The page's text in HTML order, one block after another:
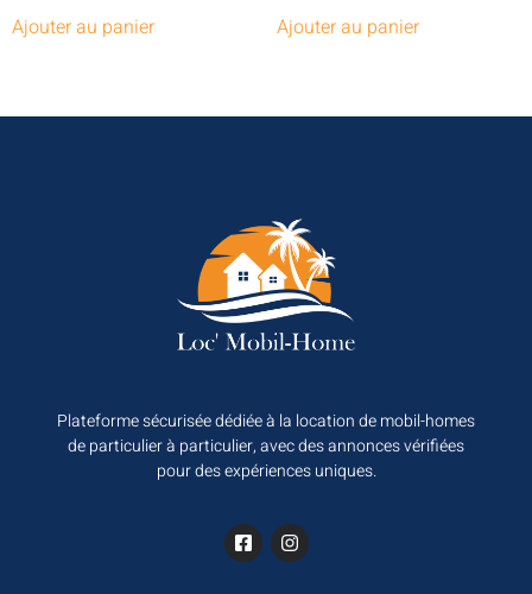
Ajouter au panier Ajouter au panier
Plateforme sécurisée dédiée à la location de mobil-homes
de particulier à particulier, avec des annonces vérifiées
pour des expériences uniques.